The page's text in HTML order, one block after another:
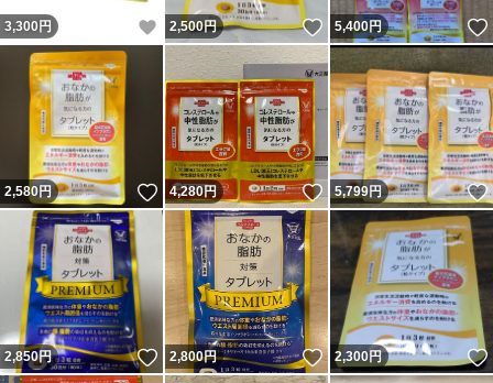
3,300 円 いいね！
2,500円 いいね！
5,400円
2,580円 いいね！
4,280円 いいね！
5,799円
2,850円 いいね！
2,800円 いいね！
2,300円